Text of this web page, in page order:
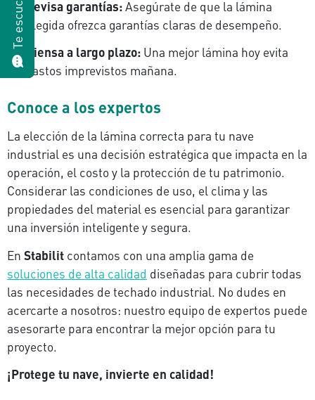
Revisa garantías:Asegúrate de que la lámina
elegida ofrezca garantías claras de desempeño.
Piensa a largo plazo:Una mejor lámina hoy evita
gastos imprevistos mañana.
Conoce a los expertos
La elección de la lámina correcta para tu nave
industrial es una decisión estratégica que impacta en la
operación, el costo y la protección de tu patrimonio.
Considerar las condiciones de uso, el clima y las
propiedades del material es esencial para garantizar
una inversión inteligente y segura.
EnStabilit contamos con una amplia gama de
soluciones de alta calidad diseñadas para cubrir todas
las necesidades de techado industrial. No dudes en
acercarte a nosotros: nuestro equipo de expertos puede
asesorarte para encontrar la mejor opción para tu
proyecto.
¡Protege tu nave, invierte en calidad!